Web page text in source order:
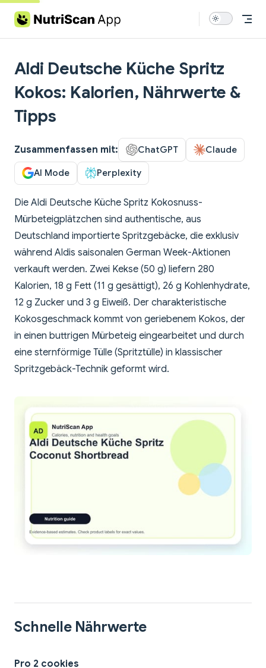
Skip to content
Aldi Deutsche Küche Spritz
Kokos: Kalorien, Nährwerte &
Tipps
Zusammenfassen mit: ChatGPT Claude
AI Mode Perplexity
Die Aldi Deutsche Küche Spritz Kokosnuss-
Mürbeteigplätzchen sind authentische, aus
Deutschland importierte Spritzgebäcke, die exklusiv
während Aldis saisonalen German Week-Aktionen
verkauft werden. Zwei Kekse (50 g) liefern 280
Kalorien, 18 g Fett (11 g gesättigt), 26 g Kohlenhydrate,
12 g Zucker und 3 g Eiweiß. Der charakteristische
Kokosgeschmack kommt von geriebenem Kokos, der
in einen buttrigen Mürbeteig eingearbeitet und durch
eine sternförmige Tülle (Spritztülle) in klassischer
Spritzgebäck-Technik geformt wird.
Schnelle Nährwerte
Pro 2 cookies